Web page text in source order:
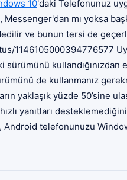
10'daki Telefonunuz
mı yoksa
ve bunun tersi de
1146105000394776577
sürümünü kullandığınızdan
de kullanmanız
yaklaşık yüzde 50’sine
yanıtları
telefonunuzu